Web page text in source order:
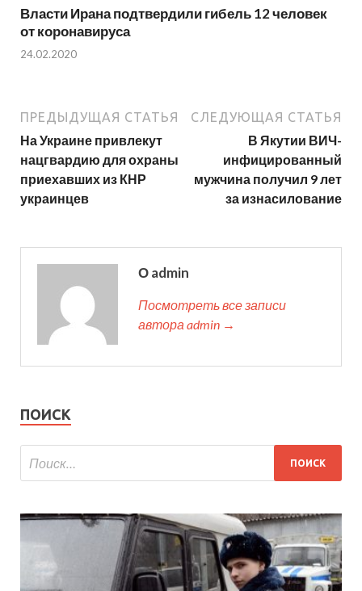
Власти Ирана подтвердили гибель 12 человек
от коронавируса
24.02.2020
ПРЕДЫДУЩАЯ СТАТЬЯ
На Украине привлекут
нацгвардию для охраны
приехавших из КНР
украинцев
СЛЕДУЮЩАЯ СТАТЬЯ
В Якутии ВИЧ-
инфицированный
мужчина получил 9 лет
за изнасилование
О admin
Посмотреть все записи
автора admin →
ПОИСК